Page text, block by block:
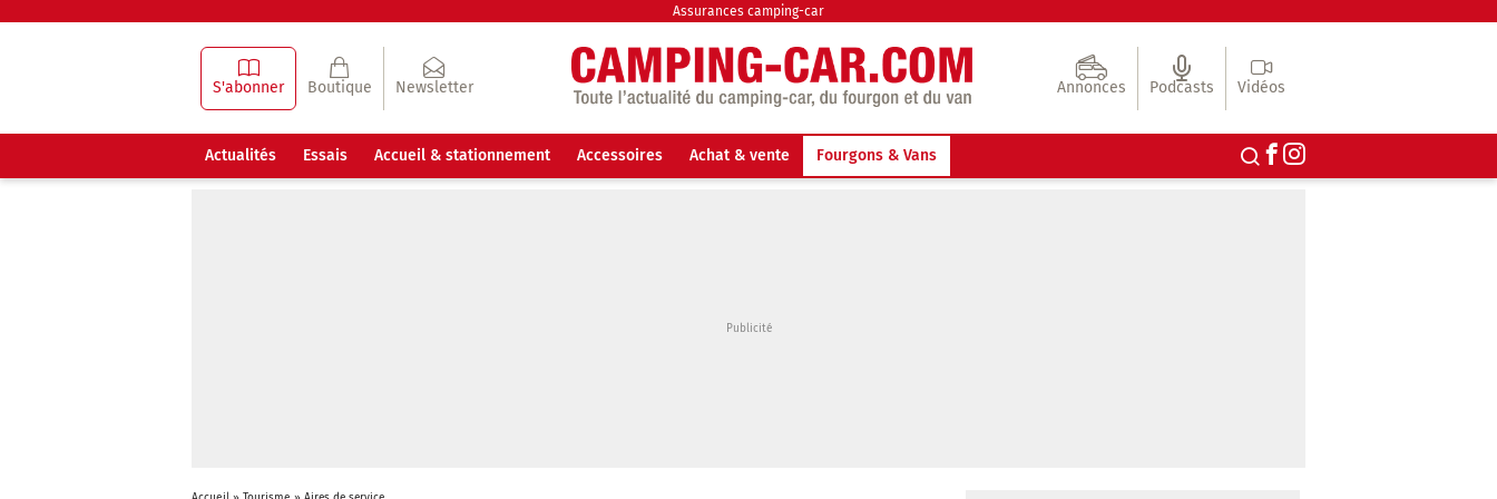
Assurances camping-car
S'abonner Boutique Newsletter Annonces Podcasts Vidéos
Actualités Essais Accueil & stationnement Accessoires Achat & vente Fourgons & Vans